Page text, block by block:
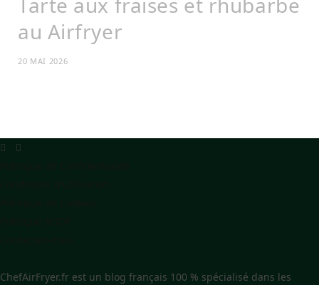
au Airfryer
20 MAI 2026
ChefAirFryer.fr est un blog français 100 % spécialisé dans les